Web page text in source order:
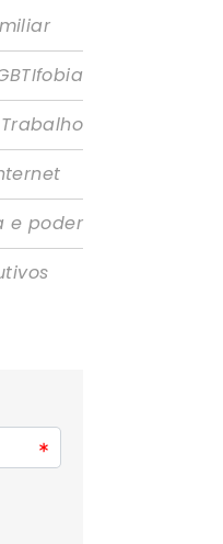
Trabalho
e poder